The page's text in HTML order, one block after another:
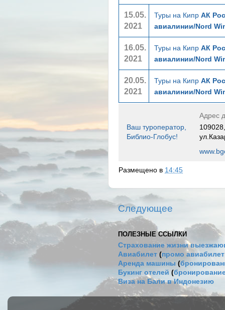
15.05.
2021
Туры на Кипр АК
авиалинии/Nord
16.05.
2021
Туры на Кипр АК
авиалинии/Nord
20.05.
2021
Туры на Кипр АК
авиалинии/Nord
Адрес
Ваш туроператор,
Библио-Глобус!
Размещено в 14:45
Следующее
ПОЛЕЗНЫЕ ССЫЛКИ
Страхование жизни
Авиабилет (промо
Аренда машины (
Букинг отелей (
Виза на Бали в Индонезию